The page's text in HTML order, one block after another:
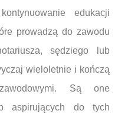
edukacji
prowadzą do zawodu
sędziego lub
wieloletnie i kończą
Są one
aspirujących do tych